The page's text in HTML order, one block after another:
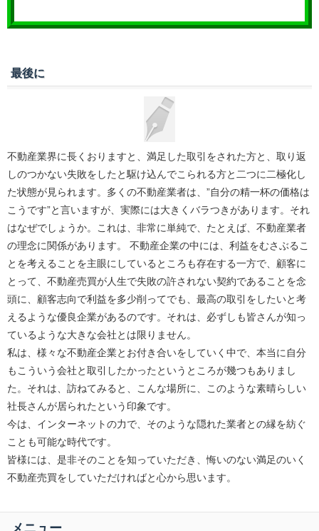
最後に
不動産業界に長くおりますと、満足した取引をされた方と、取り返
しのつかない失敗をしたと駆け込んでこられる方と二つに二極化し
た状態が見られます。多くの不動産業者は、”自分の精一杯の価格は
こうです”と言いますが、実際には大きくバラつきがあります。それ
はなぜでしょうか。これは、非常に単純で、たとえば、不動産業者
の理念に関係があります。 不動産企業の中には、利益をむさぶるこ
とを考えることを主眼にしているところも存在する一方で、顧客に
とって、不動産売買が人生で失敗の許されない契約であることを念
頭に、顧客志向で利益を多少削ってでも、最高の取引をしたいと考
えるような優良企業があるのです。それは、必ずしも皆さんが知っ
ているような大きな会社とは限りません。
私は、様々な不動産企業とお付き合いをしていく中で、本当に自分
もこういう会社と取引したかったというところが幾つもありまし
た。それは、訪ねてみると、こんな場所に、このような素晴らしい
社長さんが居られたという印象です。
今は、インターネットの力で、そのような隠れた業者との縁を紡ぐ
ことも可能な時代です。
皆様には、是非そのことを知っていただき、悔いのない満足のいく
不動産売買をしていただければと心から思います。
メニュー